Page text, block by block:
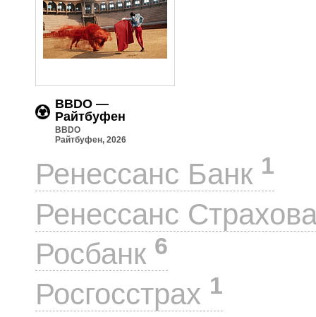
BBDO —
Райтбуфен
BBDO
Райтбуфен, 2026
Ренессанс Банк 1
Ренессанс
Росбанк 6
Росгосстрах 1